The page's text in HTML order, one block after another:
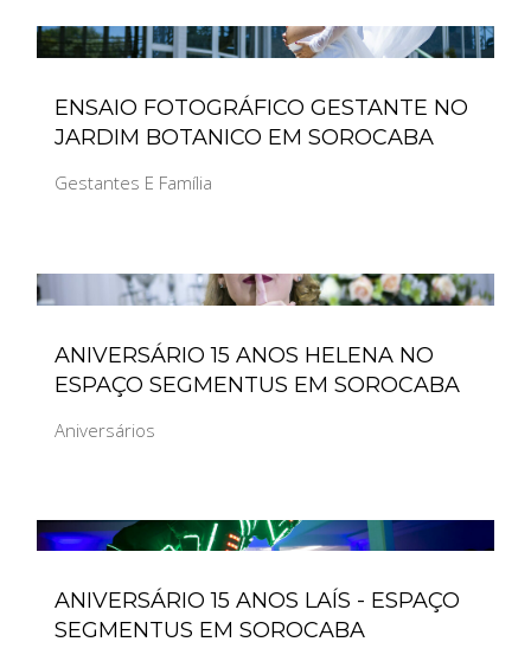
ENSAIO FOTOGRÁFICO GESTANTE NO
JARDIM BOTANICO EM SOROCABA
Gestantes E Família
ANIVERSÁRIO 15 ANOS HELENA NO
ESPAÇO SEGMENTUS EM SOROCABA
Aniversários
ANIVERSÁRIO 15 ANOS LAÍS - ESPAÇO
SEGMENTUS EM SOROCABA